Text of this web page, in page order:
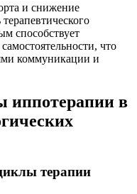
и снижение
способствует
что
коммуникации и
иппотерапии в
терапии